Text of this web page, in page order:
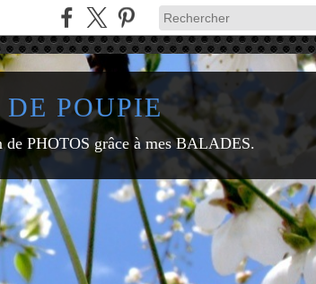
POUPIE
PHOTOS grâce à mes BALADES.